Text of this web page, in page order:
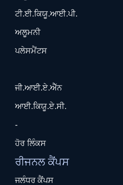
ਟੀ.ਈ.ਕਿਯੂ.ਆਈ.ਪੀ.
ਅਲੂਮਨੀ
ਪਲੇਸਮੈਂਟਸ
ਜੀ.ਆਈ.ਏ.ਐੱਨ
ਆਈ.ਕਿਯੂ.ਏ.ਸੀ.
-
ਹੋਰ ਲਿੰਕਸ
ਰੀਜਨਲ ਕੈਂਪਸ
ਜਲੰਧਰ ਕੈਂਪਸ